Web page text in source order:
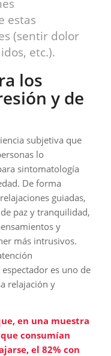
estas
(sentir dolor
etc.).
los
y de
subjetiva que
lo
sintomatología
De forma
guiadas,
paz y tranquilidad,
y
más intrusivos.
es uno de
relajación y
en una muestra
consumían
el 82% con